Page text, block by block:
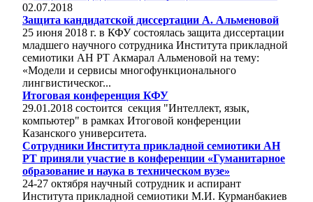
02.07.2018
Защита кандидатской диссертации А. Альменовой
25 июня 2018 г. в КФУ состоялась защита диссертации
младшего научного сотрудника Института прикладной
семиотики АН РТ Акмарал Альменовой на тему:
«Модели и сервисы многофункционального
лингвистическог...
Итоговая конференция КФУ
29.01.2018 состоится секция "Интеллект, язык,
компьютер" в рамках Итоговой конференции
Казанского университета.
Cотрудники Института прикладной семиотики АН
РТ приняли участие в конференции «Гуманитарное
образование и наука в техническом вузе»
24-27 октября научный сотрудник и аспирант
Института прикладной семиотики М.И. Курманбакиев